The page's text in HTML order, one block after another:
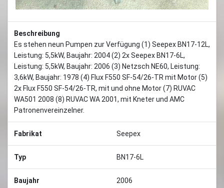
Beschreibung
Es stehen neun Pumpen zur Verfügung (1) Seepex BN17-12L,
Leistung: 5,5kW, Baujahr: 2004 (2) 2x Seepex BN17-6L,
Leistung: 5,5kW, Baujahr: 2006 (3) Netzsch NE60, Leistung:
3,6kW, Baujahr: 1978 (4) Flux F550 SF-54/26-TR mit Motor (5)
2x Flux F550 SF-54/26-TR, mit und ohne Motor (7) RUVAC
WA501 2008 (8) RUVAC WA 2001, mit Kneter und AMC
Patronenvereinzelner.
Fabrikat Seepex
Typ BN17-6L
Baujahr 2006